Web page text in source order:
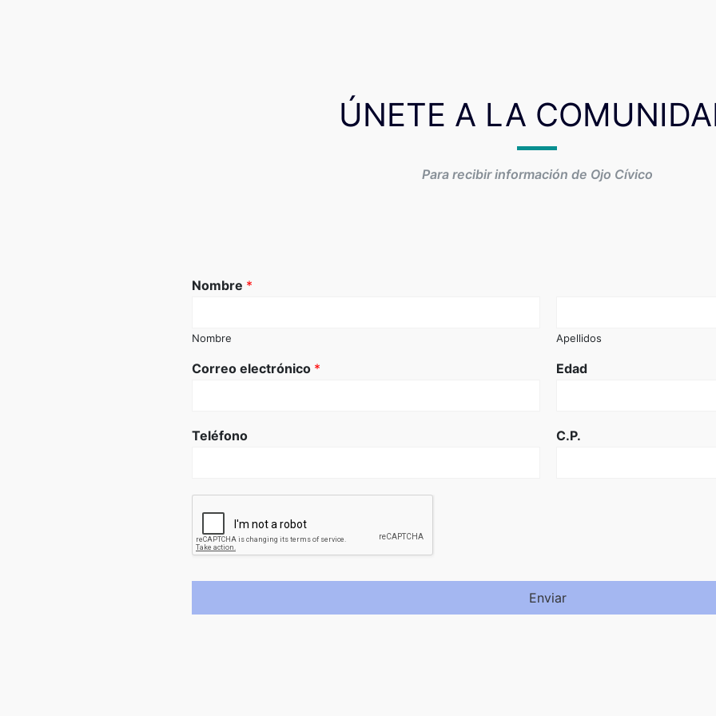
ÚNETE A LA
Para recibir información de Ojo Cívico
Nombre *
Nombre Apellidos
Correo electrónico * Edad
Teléfono C.P.
Enviar